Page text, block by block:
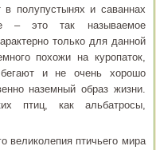
полупустынях и саваннах
– это так называемое
только для данной
похожи на куропаток,
и не очень хорошо
наземный образ жизни.
птиц, как альбатросы,
великолепия птичьего мира